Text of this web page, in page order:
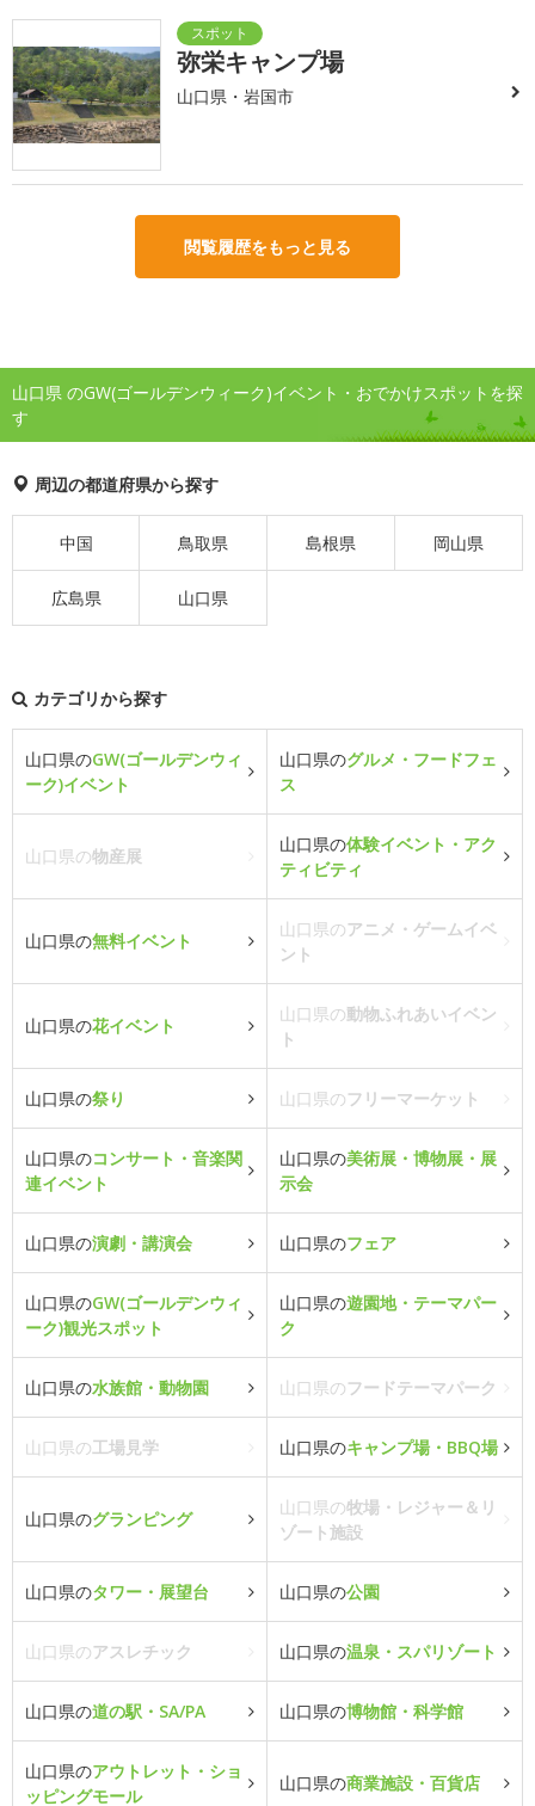
弥栄キャンプ場
山口県・岩国市
閲覧履歴をもっと見る
山口県 のGW(ゴールデンウィーク)イベント・おでかけスポットを探
す
周辺の都道府県から探す
中国 鳥取県 島根県 岡山県
広島県 山口県
カテゴリから探す
山口県のGW(ゴールデンウィ
ーク)イベント
山口県のグルメ・フードフェ
ス
山口県の物産展
山口県の体験イベント・アク
ティビティ
山口県の無料イベント
山口県のアニメ・ゲームイベ
ント
山口県の花イベント
山口県の動物ふれあいイベン
ト
山口県の祭り 山口県のフリーマーケット
山口県のコンサート・音楽関
連イベント
山口県の美術展・博物展・展
示会
山口県の演劇・講演会 山口県のフェア
山口県のGW(ゴールデンウィ
ーク)観光スポット
山口県の遊園地・テーマパー
ク
山口県の水族館・動物園 山口県のフードテーマパーク
山口県の工場見学 山口県のキャンプ場・BBQ場
山口県のグランピング
山口県の牧場・レジャー＆リ
ゾート施設
山口県のタワー・展望台 山口県の公園
山口県のアスレチック 山口県の温泉・スパリゾート
山口県の道の駅・SA/PA 山口県の博物館・科学館
山口県のアウトレット・ショ
ッピングモール
山口県の商業施設・百貨店